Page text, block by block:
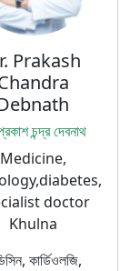
Prakash
চন্দ্র দেবনাথ
Medicine,
doctor
Khulna
কার্ডিওলজি,